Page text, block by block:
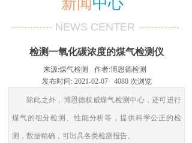
NEWS CENTER
检测一氧化碳浓度的煤气检测仪
来源:煤气检测 作者:博恩德检测
发布时间: 2021-02-07 4080 次浏览
除此之外，博恩德权威煤气检测中心，还可进行
煤气的组分检测、性能分析等，提供科学公正的检
测，数据精确，可出具各类检测报告。